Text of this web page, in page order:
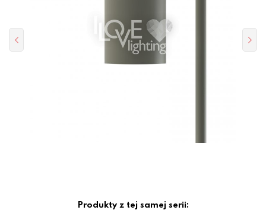
Produkty z tej samej serii: